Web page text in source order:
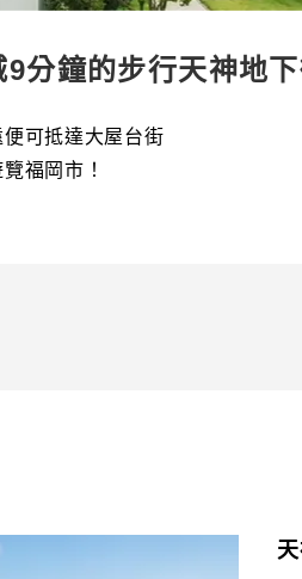
分鐘的步行天神地
可抵達大屋台街
福岡市！